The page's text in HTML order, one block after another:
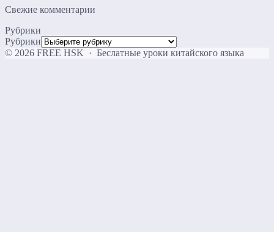
Свежие комментарии
Рубрики
Рубрики
© 2026 FREE HSK · Беслатные уроки китайского языка